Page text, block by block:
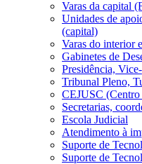
Varas da capital
Unidades de
(capital)
Varas do interior
Gabinetes de
Presidência,
Tribunal Pleno,
CEJUSC
Secretarias,
Escola Judicial
Atendimento à
Suporte de
Suporte de